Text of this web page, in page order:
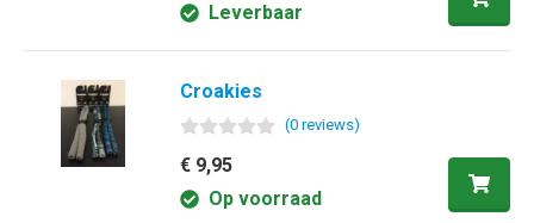
Leverbaar
Croakies
(0reviews)
€ 9,95
Op voorraad